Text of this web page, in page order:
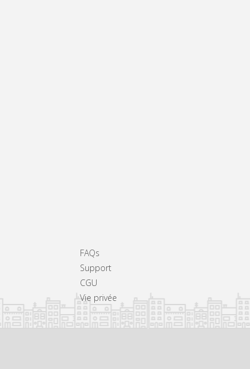
FAQs
Support
CGU
Vie privée